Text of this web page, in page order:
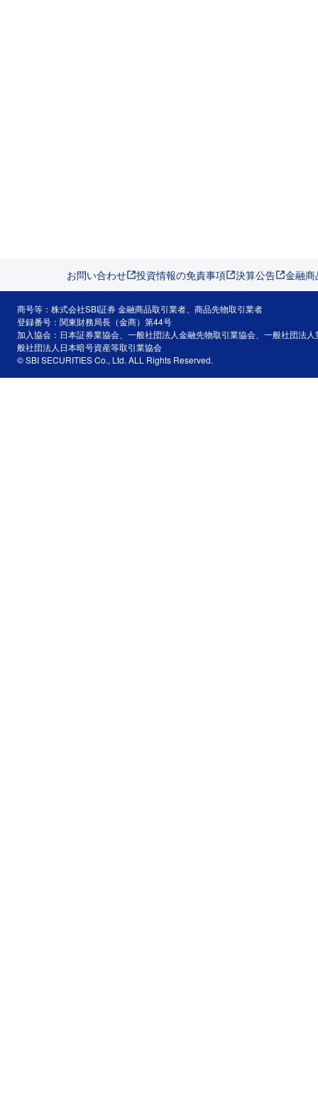
お問い合わせ 投資情報の免責事項 決算公告 金融
商号等：株式会社SBI証券 金融商品取引業者、商品先物取引業者
登録番号：関東財務局長（金商）第44号
加入協会：日本証券業協会、一般社団法人金融先物取引業協会、一般社団法
般社団法人日本暗号資産等取引業協会
© SBI SECURITIES Co., Ltd. ALL Rights Reserved.